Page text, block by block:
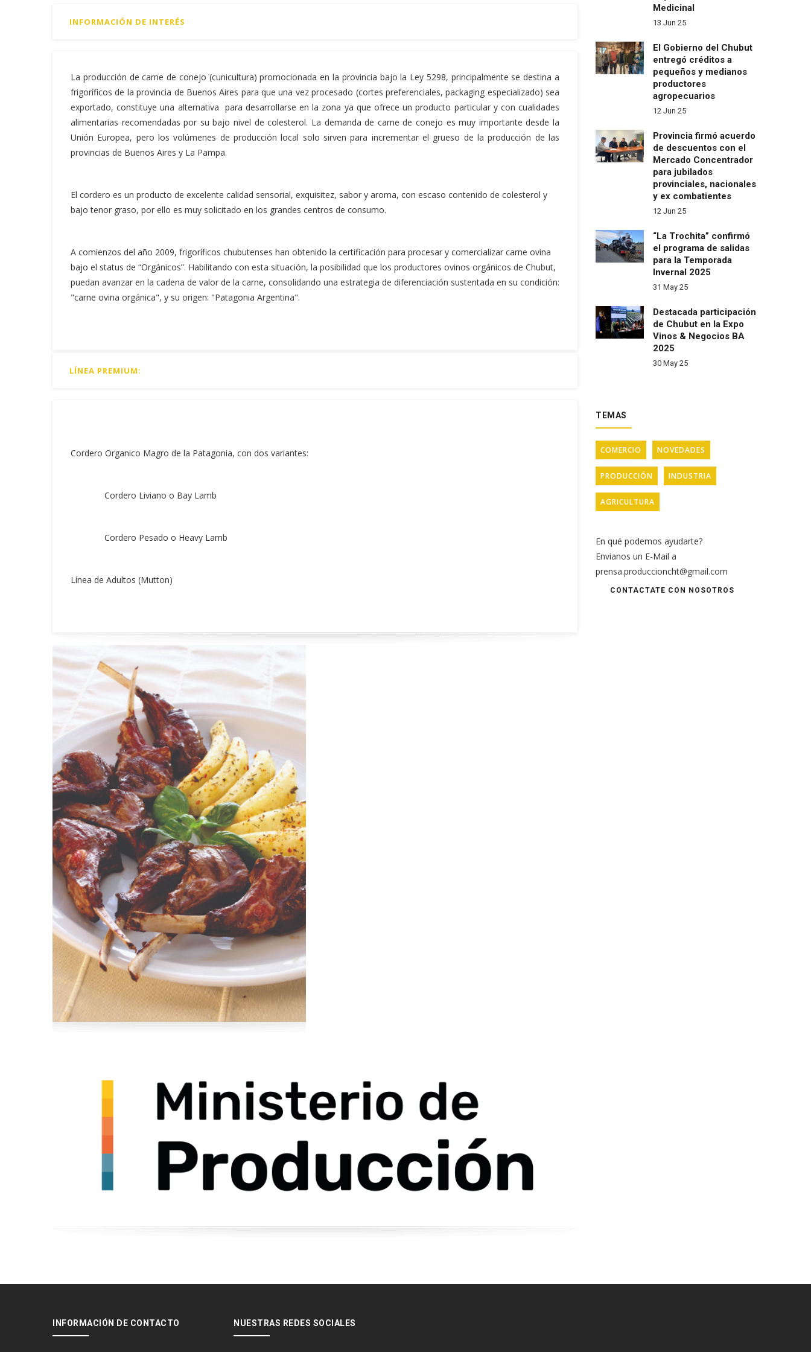
INFORMACIÓN DE INTERÉS
La producción de carne de conejo (cunicultura) promocionada en la provincia bajo la Ley 5298, principalmente se destina a
frigoríficos de la provincia de Buenos Aires para que una vez procesado (cortes preferenciales, packaging especializado) sea
exportado, constituye una alternativa para desarrollarse en la zona ya que ofrece un producto particular y con cualidades
alimentarias recomendadas por su bajo nivel de colesterol. La demanda de carne de conejo es muy importante desde la
Unión Europea, pero los volúmenes de producción local solo sirven para incrementar el grueso de la producción de las
provincias de Buenos Aires y La Pampa.
El cordero es un producto de excelente calidad sensorial, exquisitez, sabor y aroma, con escaso contenido de colesterol y
bajo tenor graso, por ello es muy solicitado en los grandes centros de consumo.
A comienzos del año 2009, frigoríficos chubutenses han obtenido la certificación para procesar y comercializar carne ovina
bajo el status de “Orgánicos”. Habilitando con esta situación, la posibilidad que los productores ovinos orgánicos de Chubut,
puedan avanzar en la cadena de valor de la carne, consolidando una estrategia de diferenciación sustentada en su condición:
"carne ovina orgánica", y su origen: "Patagonia Argentina".
LÍNEA PREMIUM:
Cordero Organico Magro de la Patagonia, con dos variantes:
Cordero Liviano o Bay Lamb
Cordero Pesado o Heavy Lamb
Línea de Adultos (Mutton)
Medicinal
13 Jun 25
El Gobierno del Chubut
entregó créditos a
pequeños y medianos
productores
agropecuarios
12 Jun 25
Provincia firmó acuerdo
de descuentos con el
Mercado Concentrador
para jubilados
provinciales, nacionales
y ex combatientes
12 Jun 25
“La Trochita” confirmó
el programa de salidas
para la Temporada
Invernal 2025
31 May 25
Destacada participación
de Chubut en la Expo
Vinos & Negocios BA
2025
30 May 25
TEMAS
COMERCIO NOVEDADES
PRODUCCIÓN INDUSTRIA
AGRICULTURA
En qué podemos ayudarte?
Envianos un E-Mail a
prensa.produccioncht@gmail.com
CONTACTATE CON NOSOTROS
INFORMACIÓN DE CONTACTO NUESTRAS REDES SOCIALES